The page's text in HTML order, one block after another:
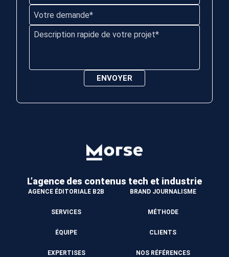
L’agence des contenus tech et industrie
AGENCE ÉDITORIALE B2B BRAND JOURNALISME
SERVICES MÉTHODE
ÉQUIPE CLIENTS
EXPERTISES NOS RÉFÉRENCES